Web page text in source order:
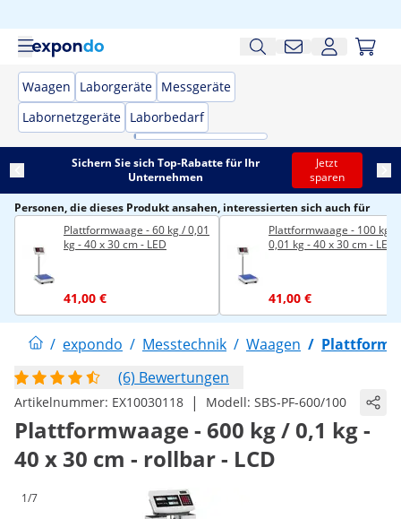
Waagen Laborgeräte Messgeräte
Labornetzgeräte Laborbedarf
Sichern Sie sich Top-Rabatte für Ihr
Unternehmen
Jetzt
sparen
Personen, die dieses Produkt ansahen, interessierten sich auch für
Plattformwaage - 60 kg / 0,01
kg - 40 x 30 cm - LED
41,00 €
Plattformwaage - 100 kg /
0,01 kg - 40 x 30 cm - LED
41,00 €
/ expondo / Messtechnik / Waagen /
(6) Bewertungen
Artikelnummer: EX10030118 | Modell: SBS-PF-600/100
Plattformwaage - 600 kg / 0,1 kg -
40 x 30 cm - rollbar - LCD
1/7